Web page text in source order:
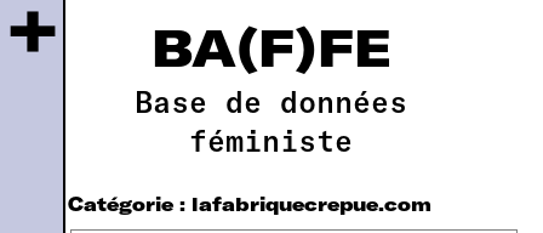
BA(F)FE
Base de données
féministe
+
Catégorie : lafabriquecrepue.com